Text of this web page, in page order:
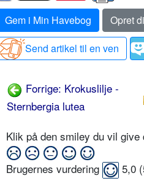
Gem i Min Havebog
Opret
Send artikel til en ven
Forrige: Krokuslilje -
Sternbergia lutea
Klik på den smiley du vil give
Brugernes vurdering 5,0 (